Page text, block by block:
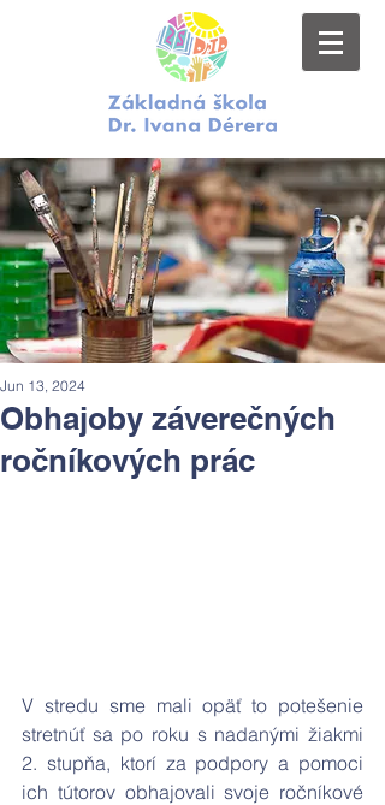
Obhajoby záverečných
ročníkových prác
Jun 13, 2024
V stredu sme mali opäť to potešenie
stretnúť sa po roku s nadanými žiakmi
2. stupňa, ktorí za podpory a pomoci
ich tútorov obhajovali svoje ročníkové